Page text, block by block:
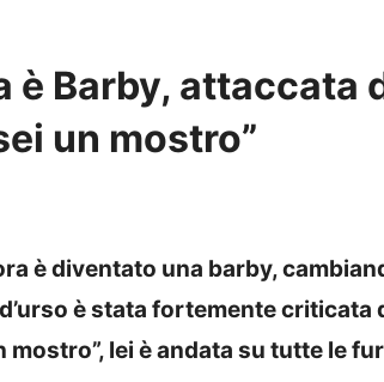
è Barby, attaccata
un mostro”
è diventato una barby,
è stata fortemente criticata
lei è andata su tutte le